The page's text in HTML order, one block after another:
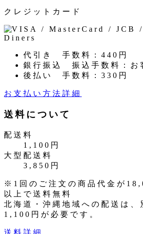
クレジットカード
代引き 手数料：440円
銀行振込 振込手数料：お
後払い 手数料：330円
お支払い方法詳細
送料について
配送料
1,100円
大型配送料
3,850円
※1回のご注文の商品代金が
以上で送料無料
北海道・沖縄地域への配送は、
1,100円が必要です。
送料詳細